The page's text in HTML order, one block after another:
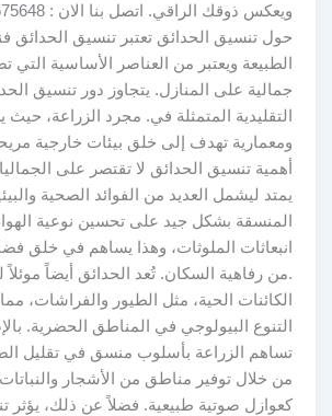
حول تنسيق الحدائق تعتبر تنسيق الحدائق
الطبيعة ويعتبر من العناصر الأساسية
جمالية على المنازل. يتجاوز دور تنسيق
التقليدية المتمثلة في. مجرد الزراعة،
ومعمارية تهدف إلى خلق بيئات خارجية
أهمية تنسيق الحدائق لا تقتصر على
يمتد ليشمل العديد من الفوائد الصحية
المنسقة بشكل جيد على تحسين نوعية
انبعاثات الملوثات، وهذا يساهم في خلق
.من رفاهية السكان. تُعد الحدائق أيضاً موئلاً
الكائنات الحية، مثل الطيور والفراشات،
التنوع البيولوجي في المناطق الحضرية.
تساهم الزراعة بأسلوب منسق في تقليل
من خلال توفير مناطق من الأشجار
كعوازل صوتية طبيعية. فضلاً عن ذلك، يؤثر